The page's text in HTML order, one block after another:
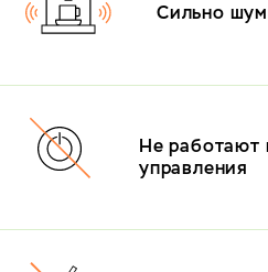
Сильно
Не работают
управления